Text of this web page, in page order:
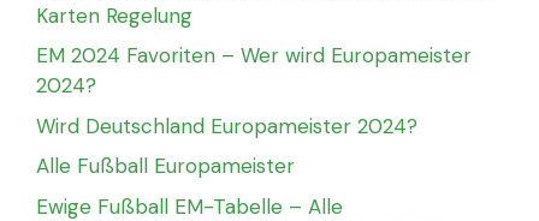
Karten Regelung
EM 2024 Favoriten – Wer wird Europameister
2024?
Wird Deutschland Europameister 2024?
Alle Fußball Europameister
Ewige Fußball EM-Tabelle – Alle